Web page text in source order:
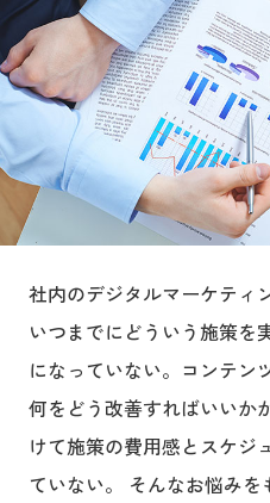
社内のデジタルマーケティ
いつまでにどういう施策を
になっていない。コンテン
何をどう改善すればいいか
けて施策の費用感とスケジ
ていない。 そんなお悩み